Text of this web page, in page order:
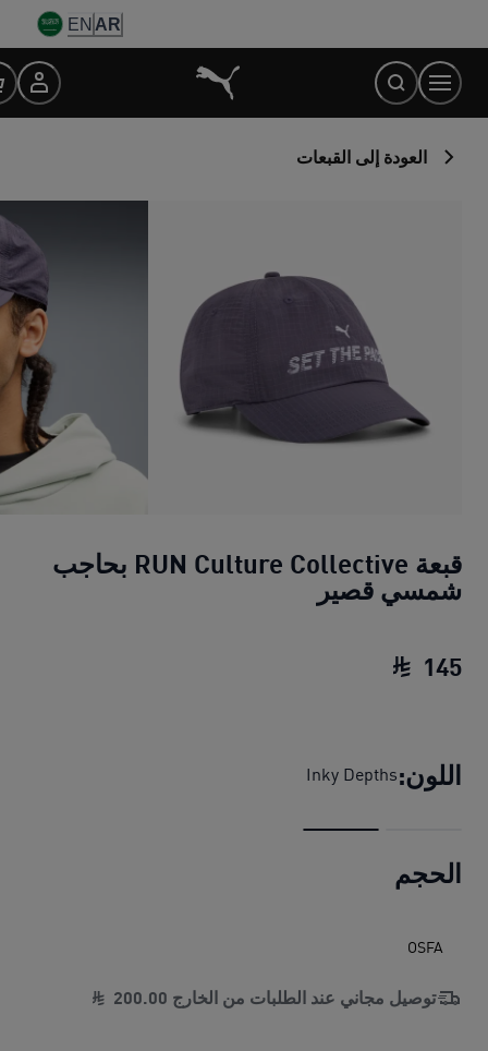
Content
AR
EN
العودة إلى القبعات
قبعة RUN Culture Collective بحاجب
شمسي قصير
145
اللون:Inky Depths
الحجم
OSFA
توصيل مجاني عند الطلبات من الخارج 200.00